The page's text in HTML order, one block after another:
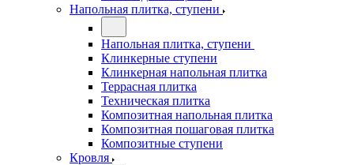
Напольная плитка, ступени
Напольная плитка, ступени
Клинкерные ступени
Клинкерная напольная плитка
Террасная плитка
Техническая плитка
Композитная напольная плитка
Композитная пошаговая плитка
Композитные ступени
Кровля